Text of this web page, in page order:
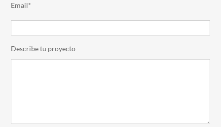
Email*
Describe tu proyecto